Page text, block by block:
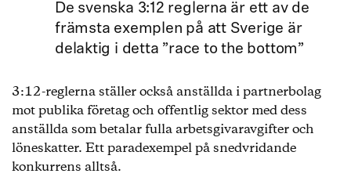
De svenska 3:12 reglerna är ett av de
främsta exemplen på att Sverige är
delaktig i detta ”race to the bottom”
3:12-reglerna ställer också anställda i partnerbolag
mot publika företag och offentlig sektor med dess
anställda som betalar fulla arbetsgivaravgifter och
löneskatter. Ett paradexempel på snedvridande
konkurrens alltså.